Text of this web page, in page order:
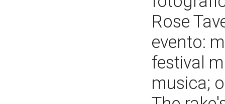
Rose
evento:
festival
musica;